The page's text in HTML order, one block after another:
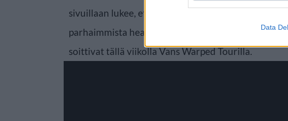
Data
sivuillaan lukee, että he pyrkivät tulemaan yhdeksi
parhaimmista heavy metal -yhtyeistä. 12- ja 13-
soittivat tällä viikolla Vans Warped Tourilla.